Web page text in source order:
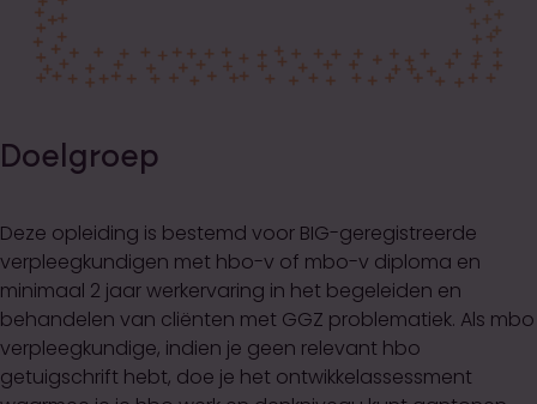
Doelgroep
Deze opleiding is bestemd voor BIG-geregistreerde
verpleegkundigen met hbo-v of mbo-v diploma en
minimaal 2 jaar werkervaring in het begeleiden en
behandelen van cliënten met GGZ problematiek. Als mbo
verpleegkundige, indien je geen relevant hbo
getuigschrift hebt, doe je het ontwikkelassessment